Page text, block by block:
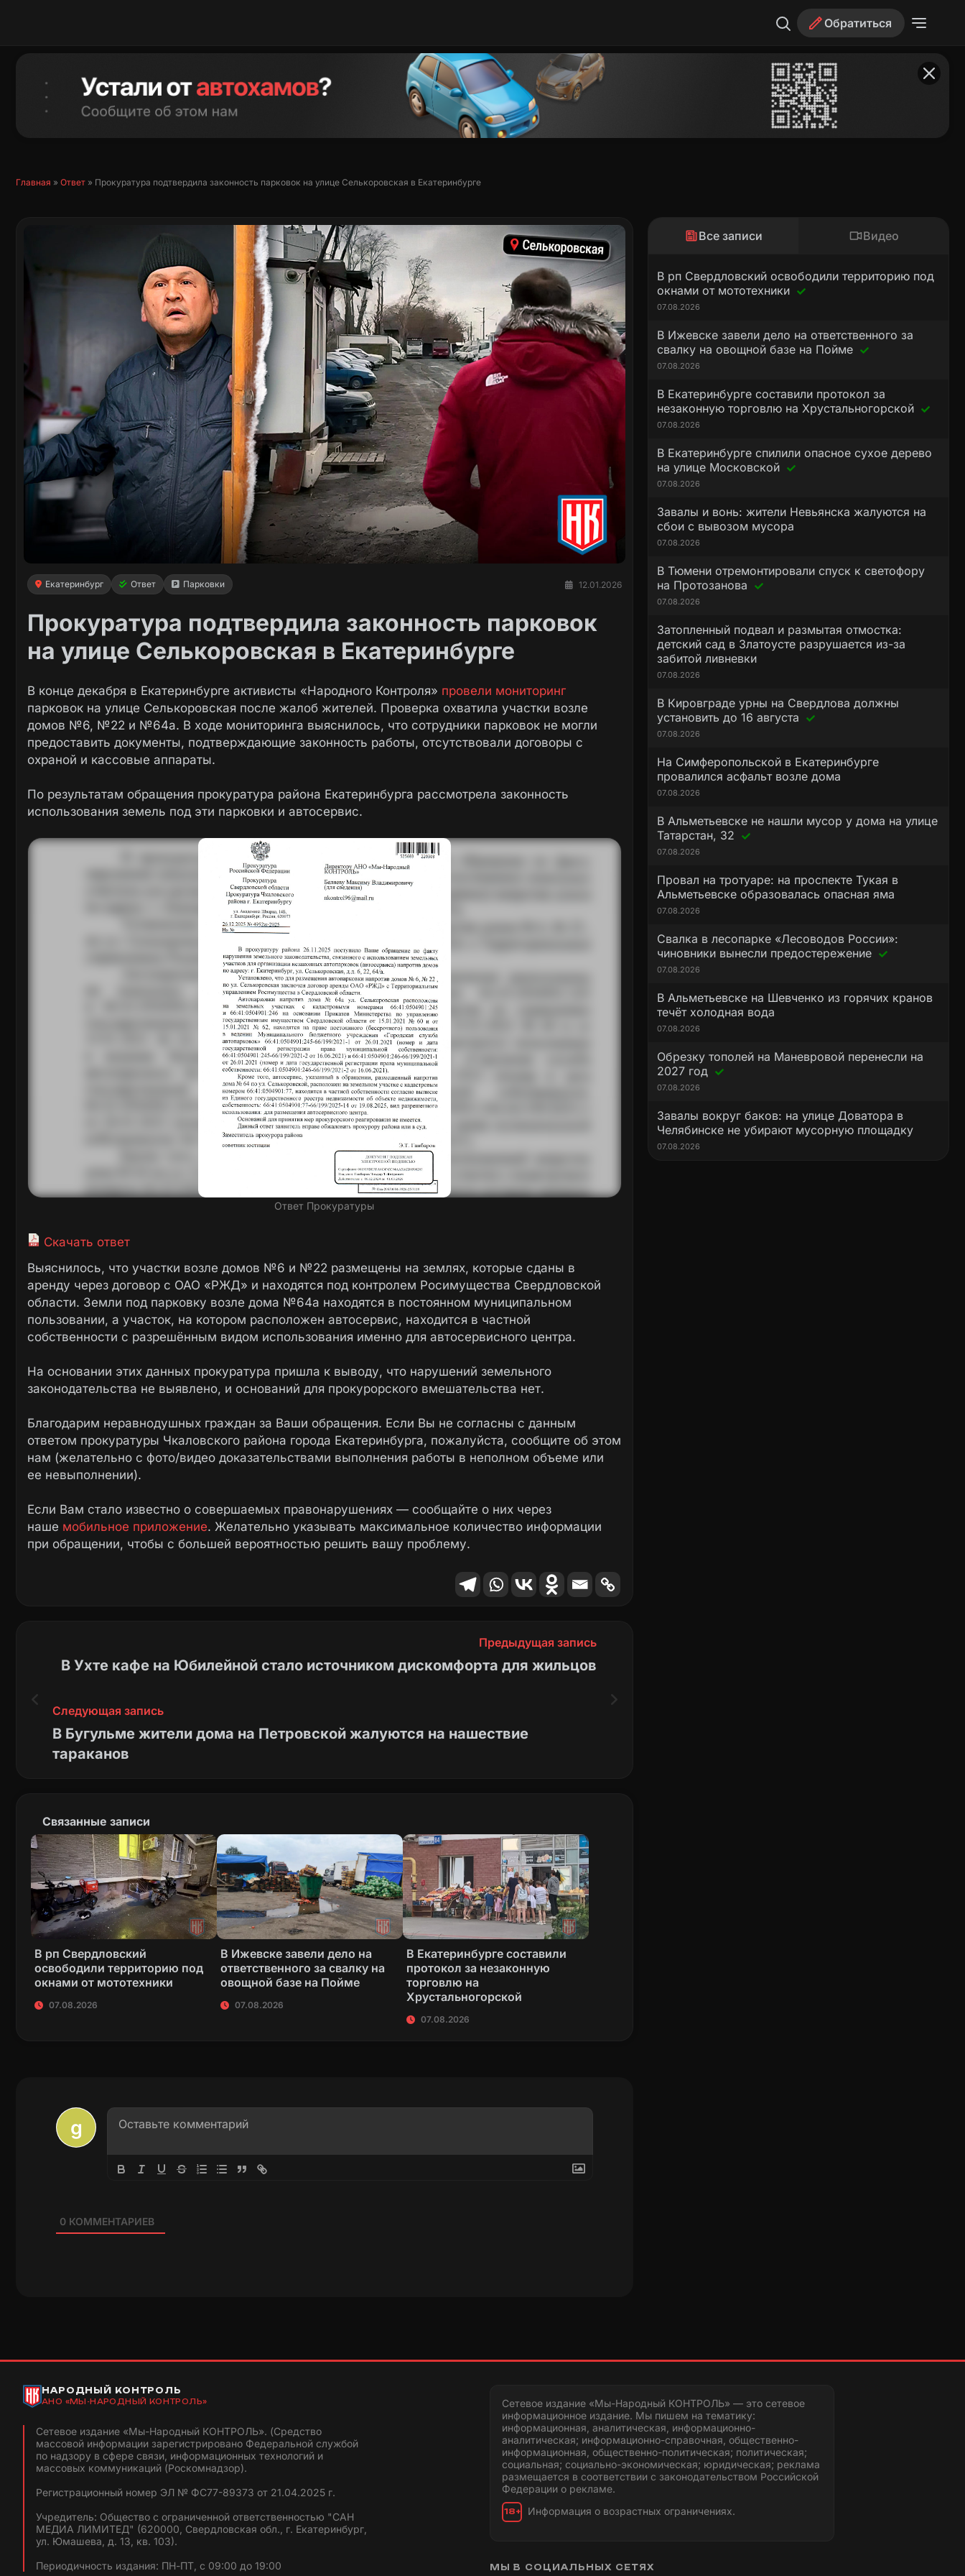
Обратиться
Главная » Ответ » Прокуратура подтвердила законность парковок на улице Селькоровская в Екатеринбурге
Екатеринбург Ответ Парковки 12.01.2026
Прокуратура подтвердила законность парковок
на улице Селькоровская в Екатеринбурге
В конце декабря в Екатеринбурге активисты «Народного Контроля» провели мониторинг
парковок на улице Селькоровская после жалоб жителей. Проверка охватила участки возле
домов №6, №22 и №64а. В ходе мониторинга выяснилось, что сотрудники парковок не могли
предоставить документы, подтверждающие законность работы, отсутствовали договоры с
охраной и кассовые аппараты.
По результатам обращения прокуратура района Екатеринбурга рассмотрела законность
использования земель под эти парковки и автосервис.
Ответ Прокуратуры
Скачать ответ
Выяснилось, что участки возле домов №6 и №22 размещены на землях, которые сданы в
аренду через договор с ОАО «РЖД» и находятся под контролем Росимущества Свердловской
области. Земли под парковку возле дома №64а находятся в постоянном муниципальном
пользовании, а участок, на котором расположен автосервис, находится в частной
собственности с разрешённым видом использования именно для автосервисного центра.
На основании этих данных прокуратура пришла к выводу, что нарушений земельного
законодательства не выявлено, и оснований для прокурорского вмешательства нет.
Благодарим неравнодушных граждан за Ваши обращения. Если Вы не согласны с данным
ответом прокуратуры Чкаловского района города Екатеринбурга, пожалуйста, сообщите об этом
нам (желательно с фото/видео доказательствами выполнения работы в неполном объеме или
ее невыполнении).
Если Вам стало известно о совершаемых правонарушениях — сообщайте о них через
наше мобильное приложение. Желательно указывать максимальное количество информации
при обращении, чтобы с большей вероятностью решить вашу проблему.
Предыдущая запись
В Ухте кафе на Юбилейной стало источником дискомфорта для жильцов
Следующая запись
В Бугульме жители дома на Петровской жалуются на нашествие
тараканов
Связанные записи
В рп Свердловский
освободили территорию под
окнами от мототехники
07.08.2026
В Ижевске завели дело на
ответственного за свалку на
овощной базе на Пойме
07.08.2026
В Екатеринбурге составили
протокол за незаконную
торговлю на
Хрустальногорской
07.08.2026
0КОММЕНТАРИЕВ
Все записи Видео
В рп Свердловский освободили территорию под
окнами от мототехники
07.08.2026
В Ижевске завели дело на ответственного за
свалку на овощной базе на Пойме
07.08.2026
В Екатеринбурге составили протокол за
незаконную торговлю на Хрустальногорской
07.08.2026
В Екатеринбурге спилили опасное сухое дерево
на улице Московской
07.08.2026
Завалы и вонь: жители Невьянска жалуются на
сбои с вывозом мусора
07.08.2026
В Тюмени отремонтировали спуск к светофору
на Протозанова
07.08.2026
Затопленный подвал и размытая отмостка:
детский сад в Златоусте разрушается из-за
забитой ливневки
07.08.2026
В Кировграде урны на Свердлова должны
установить до 16 августа
07.08.2026
На Симферопольской в Екатеринбурге
провалился асфальт возле дома
07.08.2026
В Альметьевске не нашли мусор у дома на улице
Татарстан, 32
07.08.2026
Провал на тротуаре: на проспекте Тукая в
Альметьевске образовалась опасная яма
07.08.2026
Свалка в лесопарке «Лесоводов России»:
чиновники вынесли предостережение
07.08.2026
В Альметьевске на Шевченко из горячих кранов
течёт холодная вода
07.08.2026
Обрезку тополей на Маневровой перенесли на
2027 год
07.08.2026
Завалы вокруг баков: на улице Доватора в
Челябинске не убирают мусорную площадку
07.08.2026
НАРОДНЫЙ КОНТРОЛЬ
АНО «МЫ-НАРОДНЫЙ КОНТРОЛЬ»
Сетевое издание «Мы-Народный КОНТРОЛЬ». (Средство
массовой информации зарегистрировано Федеральной службой
по надзору в сфере связи, информационных технологий и
массовых коммуникаций (Роскомнадзор).
Регистрационный номер ЭЛ № ФС77-89373 от 21.04.2025 г.
Учредитель: Общество с ограниченной ответственностью "САН
МЕДИА ЛИМИТЕД" (620000, Свердловская обл., г. Екатеринбург,
ул. Юмашева, д. 13, кв. 103).
Периодичность издания: ПН-ПТ, с 09:00 до 19:00
Сетевое издание «Мы-Народный КОНТРОЛЬ» — это сетевое
информационное издание. Мы пишем на тематику:
информационная, аналитическая, информационно-
аналитическая; информационно-справочная, общественно-
информационная, общественно-политическая; политическая;
социальная; социально-экономическая; юридическая; реклама
размещается в соответствии с законодательством Российской
Федерации о рекламе.
18+ Информация о возрастных ограничениях.
МЫ В СОЦИАЛЬНЫХ СЕТЯХ